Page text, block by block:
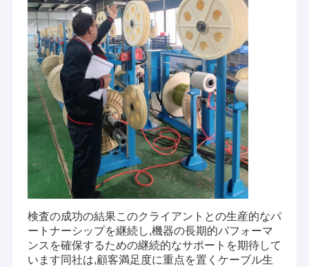
検査の成功の結果このクライアントとの生産的なパ
ートナーシップを継続し,機器の長期的パフォーマ
ンスを確保するための継続的なサポートを期待して
います同社は,顧客満足度に重点を置くケーブル生